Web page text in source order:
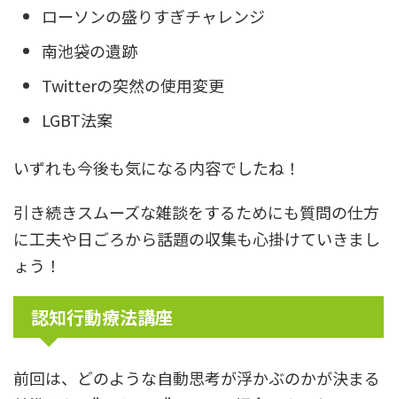
ローソンの盛りすぎチャレンジ
南池袋の遺跡
Twitterの突然の使用変更
LGBT法案
いずれも今後も気になる内容でしたね！
引き続きスムーズな雑談をするためにも質問の仕方
に工夫や日ごろから話題の収集も心掛けていきまし
ょう！
認知行動療法講座
前回は、どのような自動思考が浮かぶのかが決まる